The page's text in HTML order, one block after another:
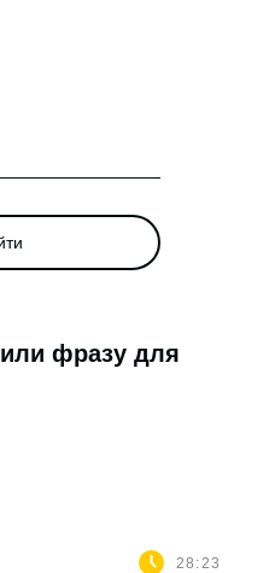
фразу для
28:23